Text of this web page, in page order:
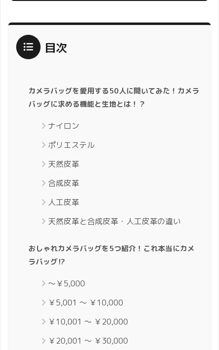
目次
カメラバッグを愛用する50人に聞いてみた！カメラ
バッグに求める機能と生地とは！？
ナイロン
ポリエステル
天然皮革
合成皮革
人工皮革
天然皮革と合成皮革・人工皮革の違い
おしゃれカメラバッグを5つ紹介！これ本当にカメ
ラバッグ⁉
～￥5,000
￥5,001 ～ ￥10,000
￥10,001 ～ ￥20,000
￥20,001 ～ ￥30,000